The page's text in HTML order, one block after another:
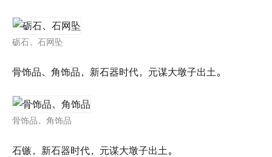
砺石、石网坠
骨饰品、角饰品，新石器时代，元谋大墩子出土。
骨饰品、角饰品
石镞，新石器时代，元谋大墩子出土。